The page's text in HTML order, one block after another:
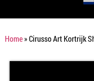
Home»Cirusso Art Kortrijk